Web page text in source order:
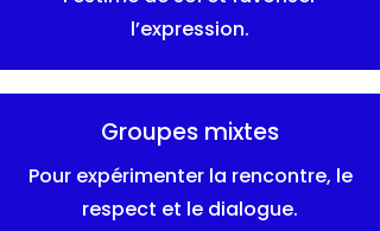
l’expression.
Groupes mixtes
Pour expérimenter la rencontre, le
respect et le dialogue.